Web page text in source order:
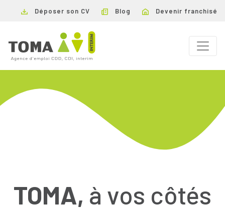
Déposer son CV Blog Devenir franchisé
TOMA, à vos côtés